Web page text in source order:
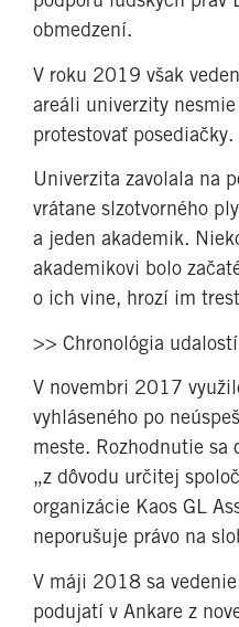
obmedzení.
V roku 2019 však
areáli univerzity
protestovať posediačky.
Univerzita zavolala na
vrátane slzotvorného
a jeden akademik.
akademikovi bolo
o ich vine, hrozí im
>> Chronológia
V novembri 2017
vyhláseného po
meste. Rozhodnutie sa
„z dôvodu určitej
organizácie Kaos GL
neporušuje právo na
V máji 2018 sa
podujatí v Ankare z